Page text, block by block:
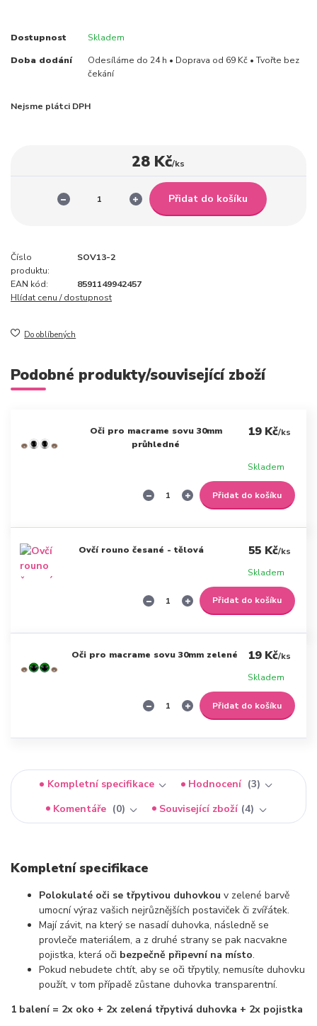
Dostupnost Skladem
Doba dodání
Odesíláme do 24 h • Doprava od 69 Kč • Tvořte bez
čekání
Nejsme plátci DPH
28 Kč/ks
Přidat do košíku
Číslo
produktu:
SOV13-2
EAN kód:
8591149942457
Hlídat cenu / dostupnost
Do oblíbených
Podobné produkty/související zboží
Oči pro macrame sovu 30mm
průhledné
19 Kč/ks
Skladem
Přidat do košíku
Ovčí rouno česané - tělová 55 Kč/ks
Skladem
Přidat do košíku
Oči pro macrame sovu 30mm zelené 19 Kč/ks
Skladem
Přidat do košíku
Kompletní specifikace Hodnocení
3
Komentáře
0 Související zboží 4
Kompletní specifikace
Polokulaté oči se třpytivou duhovkou v zelené barvě
umocní výraz vašich nejrůznějších postaviček či zvířátek.
Mají závit, na který se nasadí duhovka, následně se
provleče materiálem, a z druhé strany se pak nacvakne
pojistka, která oči bezpečně připevní na místo.
Pokud nebudete chtít, aby se oči třpytily, nemusíte duhovku
použít, v tom případě zůstane duhovka transparentní.
1 balení = 2x oko + 2x zelená třpytivá duhovka + 2x pojistka